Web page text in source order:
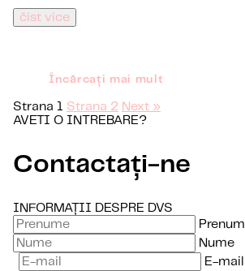
číst více
Încărcați mai mult
Strana 1 Strana 2 Next »
AVETI O INTREBARE?
Contactați-ne
INFORMAȚII DESPRE DVS
Nume
E-mail